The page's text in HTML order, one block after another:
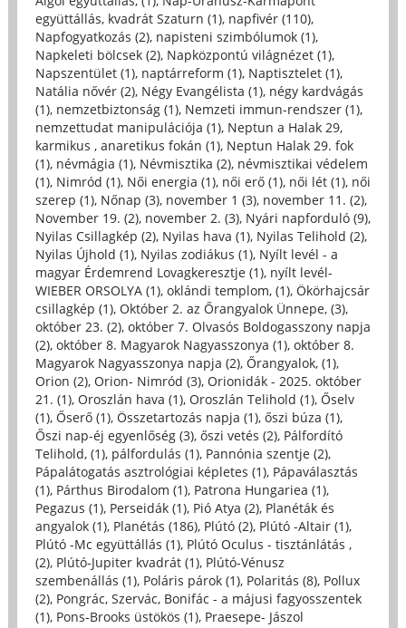
együttállás, kvadrát Szaturn (1), napfivér (110),
Napfogyatkozás (2), napisteni szimbólumok (1),
Napkeleti bölcsek (2), Napközpontú világnézet (1),
Napszentület (1), naptárreform (1), Naptisztelet (1),
Natália nővér (2), Négy Evangélista (1), négy kardvágás
(1), nemzetbiztonság (1), Nemzeti immun-rendszer (1),
nemzettudat manipulációja (1), Neptun a Halak 29,
karmikus , anaretikus fokán (1), Neptun Halak 29. fok
(1), névmágia (1), Névmisztika (2), névmisztikai védelem
(1), Nimród (1), Női energia (1), női erő (1), női lét (1), női
szerep (1), Nőnap (3), november 1 (3), november 11. (2),
November 19. (2), november 2. (3), Nyári napforduló (9),
Nyilas Csillagkép (2), Nyilas hava (1), Nyilas Telihold (2),
Nyilas Újhold (1), Nyilas zodiákus (1), Nyílt levél - a
magyar Érdemrend Lovagkeresztje (1), nyílt levél-
WIEBER ORSOLYA (1), oklándi templom, (1), Ökörhajcsár
csillagkép (1), Október 2. az Őrangyalok Ünnepe, (3),
október 23. (2), október 7. Olvasós Boldogasszony napja
(2), október 8. Magyarok Nagyasszonya (1), október 8.
Magyarok Nagyasszonya napja (2), Őrangyalok, (1),
Orion (2), Orion- Nimród (3), Orionidák - 2025. október
21. (1), Oroszlán hava (1), Oroszlán Telihold (1), Őselv
(1), Őserő (1), Összetartozás napja (1), őszi búza (1),
Őszi nap-éj egyenlőség (3), őszi vetés (2), Pálfordító
Telihold, (1), pálfordulás (1), Pannónia szentje (2),
Pápalátogatás asztrológiai képletes (1), Pápaválasztás
(1), Párthus Birodalom (1), Patrona Hungariea (1),
Pegazus (1), Perseidák (1), Pió Atya (2), Planéták és
angyalok (1), Planétás (186), Plútó (2), Plútó -Altair (1),
Plútó -Mc együttállás (1), Plútó Oculus - tisztánlátás ,
(2), Plútó-Jupiter kvadrát (1), Plútó-Vénusz
szembenállás (1), Poláris párok (1), Polaritás (8), Pollux
(2), Pongrác, Szervác, Bonifác - a májusi fagyosszentek
(1), Pons-Brooks üstökös (1), Praesepe- Jászol